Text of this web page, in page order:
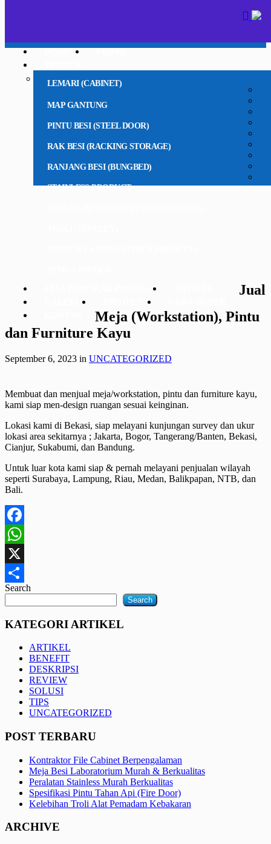
LEMARI (CABINET)
MAP GANTUNG
PINTU BESI (STEEL DOOR)
RAK BESI (RACKING STORAGE)
RANJANG BESI (BUNGBED)
STAINLESS PRODUCT
Jual
Meja (Workstation), Pintu
dan Furniture Kayu
September 6, 2023 in UNCATEGORIZED
Membuat dan menjual meja/workstation, pintu dan furniture kayu,
kami siap men-design ruangan sesuai keinginan.
Lokasi kami di Bekasi, siap melayani kunjungan survey dan ukur
lokasi area sekitarnya ; Jakarta, Bogor, Tangerang/Banten, Bekasi,
Cianjur, Sukabumi, dan Bandung.
Untuk luar kota kami siap & pernah melayani penjualan wilayah
seperti Surabaya, Lampung, Riau, Medan, Balikpapan, NTB, dan
Bali.
Facebook
WhatsApp
X
Share
Search
Search
KATEGORI ARTIKEL
ARTIKEL
BENEFIT
DESKRIPSI
REVIEW
SOLUSI
TIPS
UNCATEGORIZED
POST TERBARU
Kontraktor File Cabinet Berpengalaman
Meja Besi Laboratorium Murah & Berkualitas
Peralatan Stainless Murah Berkualitas
Spesifikasi Pintu Tahan Api (Fire Door)
Kelebihan Troli Alat Pemadam Kebakaran
ARCHIVE